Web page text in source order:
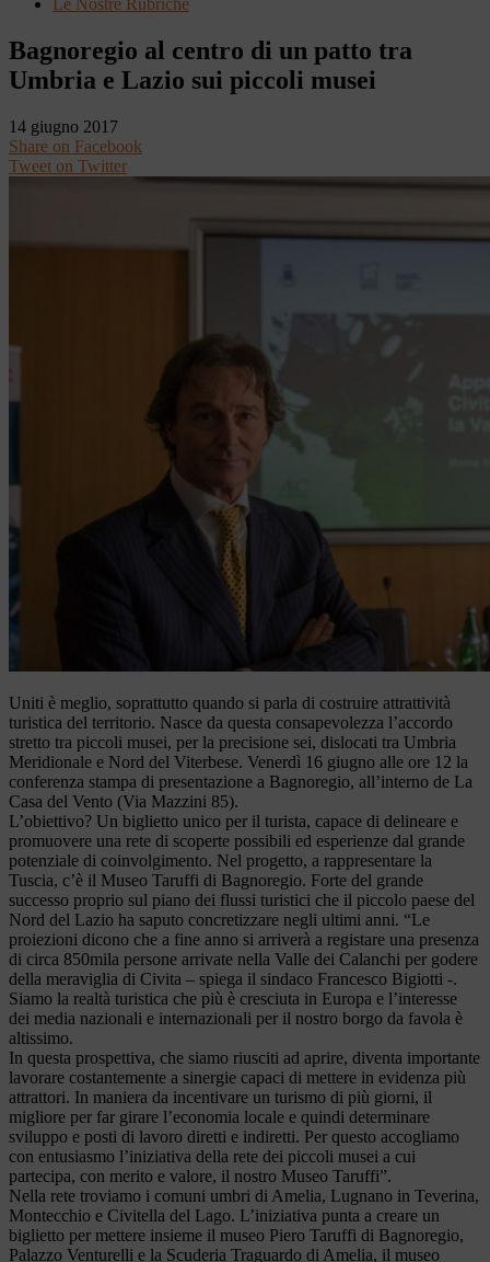
Le Nostre Rubriche
Bagnoregio al centro di un patto tra
Umbria e Lazio sui piccoli musei
14 giugno 2017
Share on Facebook
Tweet on Twitter
Uniti è meglio, soprattutto quando si parla di costruire attrattività
turistica del territorio. Nasce da questa consapevolezza l’accordo
stretto tra piccoli musei, per la precisione sei, dislocati tra Umbria
Meridionale e Nord del Viterbese. Venerdì 16 giugno alle ore 12 la
conferenza stampa di presentazione a Bagnoregio, all’interno de La
Casa del Vento (Via Mazzini 85).
L’obiettivo? Un biglietto unico per il turista, capace di delineare e
promuovere una rete di scoperte possibili ed esperienze dal grande
potenziale di coinvolgimento. Nel progetto, a rappresentare la
Tuscia, c’è il Museo Taruffi di Bagnoregio. Forte del grande
successo proprio sul piano dei flussi turistici che il piccolo paese del
Nord del Lazio ha saputo concretizzare negli ultimi anni. “Le
proiezioni dicono che a fine anno si arriverà a registare una presenza
di circa 850mila persone arrivate nella Valle dei Calanchi per godere
della meraviglia di Civita – spiega il sindaco Francesco Bigiotti -.
Siamo la realtà turistica che più è cresciuta in Europa e l’interesse
dei media nazionali e internazionali per il nostro borgo da favola è
altissimo.
In questa prospettiva, che siamo riusciti ad aprire, diventa importante
lavorare costantemente a sinergie capaci di mettere in evidenza più
attrattori. In maniera da incentivare un turismo di più giorni, il
migliore per far girare l’economia locale e quindi determinare
sviluppo e posti di lavoro diretti e indiretti. Per questo accogliamo
con entusiasmo l’iniziativa della rete dei piccoli musei a cui
partecipa, con merito e valore, il nostro Museo Taruffi”.
Nella rete troviamo i comuni umbri di Amelia, Lugnano in Teverina,
Montecchio e Civitella del Lago. L’iniziativa punta a creare un
biglietto per mettere insieme il museo Piero Taruffi di Bagnoregio,
Palazzo Venturelli e la Scuderia Traguardo di Amelia, il museo